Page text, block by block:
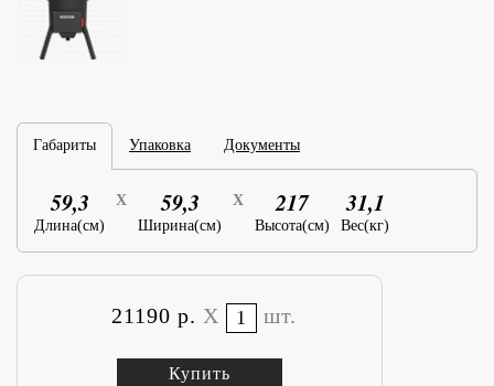
Габариты Упаковка Документы
59,3
Длина(см)
X 59,3
Ширина(см)
X 217
Высота(см)
31,1
Вес(кг)
21190 р. X шт.
Купить